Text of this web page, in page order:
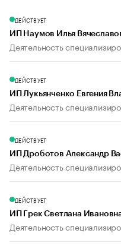
ДЕЙСТВУЕТ
ИП Наумов Илья
Деятельность
ДЕЙСТВУЕТ
ИП Лукьянченко Евгения
Деятельность
ДЕЙСТВУЕТ
ИП Дроботов Александр
Деятельность
ДЕЙСТВУЕТ
ИП Грек Светлана
Деятельность